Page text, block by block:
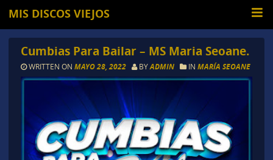
MIS DISCOS VIEJOS
Cumbias Para Bailar – MS Maria Seoane.
WRITTEN ON MAYO 28, 2022 BYADMIN IN MARÍA SEOANE